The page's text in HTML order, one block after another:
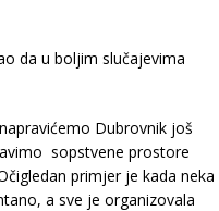
da u boljim slučajevima
Dubrovnik još
sopstvene prostore
primjer je kada neka
a sve je organizovala